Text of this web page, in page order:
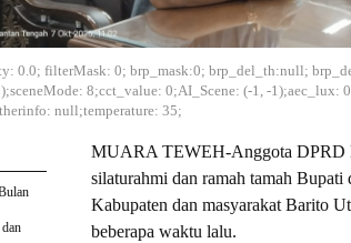
0.0; filterMask: 0; brp_mask:0; brp_del_th:null;
8;cct_value: 0;AI_Scene: (-1, -
null;temperature: 35;
MUARA TEWEH-Anggota DPRD
silaturahmi dan ramah tamah
Kabupaten dan masyarakat Barito
beberapa waktu lalu.